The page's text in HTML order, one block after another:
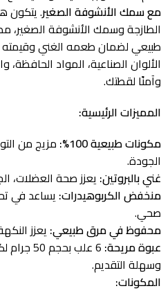
مع سمك الأنشوفة الصغير. يتكون
الطازجة وسمك الأنشوفة
طبيعي لضمان طعمه الغني وقيمته
الألوان الصناعية، المواد الحافظة،
وآمنًا لقطتك.
المميزات الرئيسية:
مكونات طبيعية 100%:
مزيج من
الجودة.
غني بالبروتين: يعزز صحة العضلات،
منخفض الكربوهيدرات: يساعد في
صحي.
محفوظ في مرق طبيعي: يعزز
عبوة مريحة:
6 علب
وسهلة التقديم.
المكونات: